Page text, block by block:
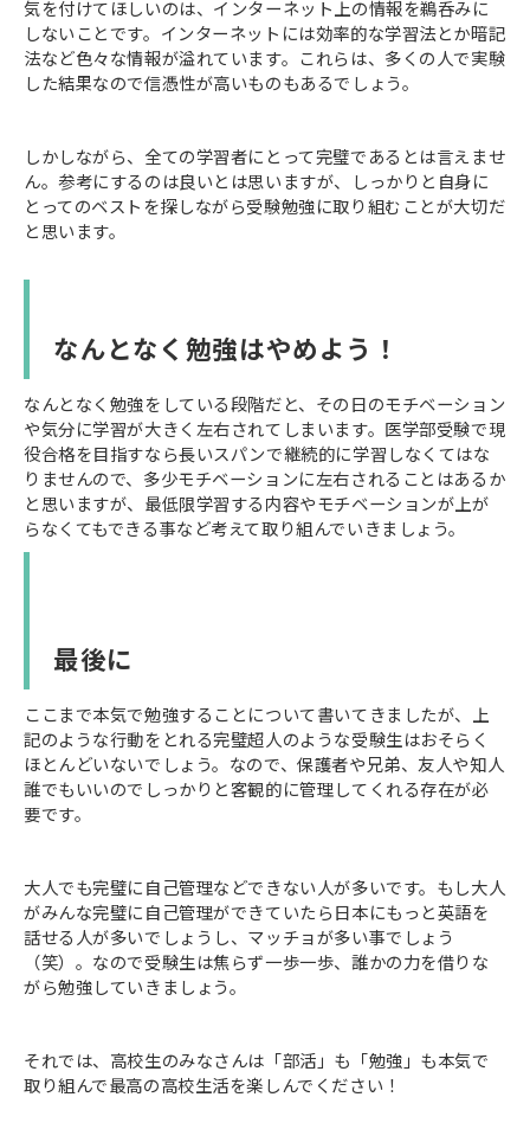
気を付けてほしいのは、インターネット上の情報を鵜呑みに
しないことです。インターネットには効率的な学習法とか暗記
法など色々な情報が溢れています。これらは、多くの人で実験
した結果なので信憑性が高いものもあるでしょう。
しかしながら、全ての学習者にとって完璧であるとは言えませ
ん。参考にするのは良いとは思いますが、しっかりと自身に
とってのベストを探しながら受験勉強に取り組むことが大切だ
と思います。
なんとなく勉強はやめよう！
なんとなく勉強をしている段階だと、その日のモチベーション
や気分に学習が大きく左右されてしまいます。医学部受験で現
役合格を目指すなら長いスパンで継続的に学習しなくてはな
りませんので、多少モチベーションに左右されることはあるか
と思いますが、最低限学習する内容やモチベーションが上が
らなくてもできる事など考えて取り組んでいきましょう。
最後に
ここまで本気で勉強することについて書いてきましたが、上
記のような行動をとれる完璧超人のような受験生はおそらく
ほとんどいないでしょう。なので、保護者や兄弟、友人や知人
誰でもいいのでしっかりと客観的に管理してくれる存在が必
要です。
大人でも完璧に自己管理などできない人が多いです。もし大人
がみんな完璧に自己管理ができていたら日本にもっと英語を
話せる人が多いでしょうし、マッチョが多い事でしょう
（笑）。なので受験生は焦らず一歩一歩、誰かの力を借りな
がら勉強していきましょう。
それでは、高校生のみなさんは「部活」も「勉強」も本気で
取り組んで最高の高校生活を楽しんでください！